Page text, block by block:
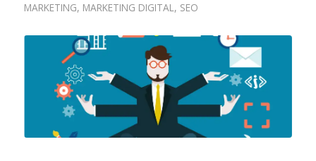
MARKETING, MARKETING DIGITAL, SEO